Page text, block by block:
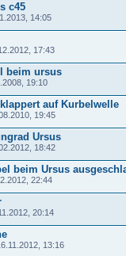
c45
14:05
17:43
beim ursus
19:10
auf Kurbelwelle
19:45
Ursus
18:42
beim Ursus
22:44
20:14
13:16